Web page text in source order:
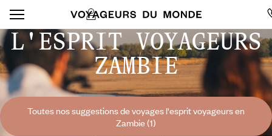
L'ESPRIT VOYAGEURS
ZAMBIE
Toutes nos suggestions de voyages l'esprit voyageurs en
Zambie (1)